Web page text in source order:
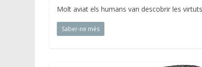
Molt aviat els humans van descobrir les
Saber-ne més